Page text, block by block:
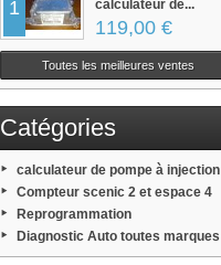
1 calculateur de...
119,00 €
Toutes les meilleures ventes
Catégories
calculateur de pompe à injection
Compteur scenic 2 et espace 4
Reprogrammation
Diagnostic Auto toutes marques